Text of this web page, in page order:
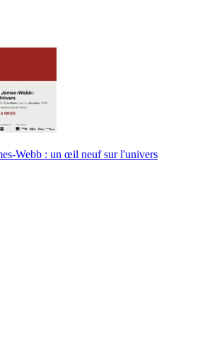
Webb : un œil neuf sur l'univers